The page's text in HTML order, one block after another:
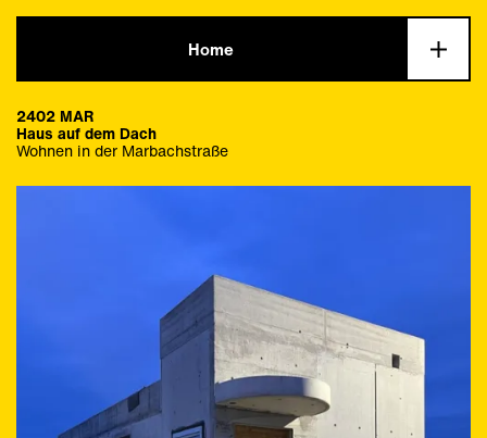
Home
Büro und Gewerbe Aktuell
2402 MAR
Haus auf dem Dach
Wohnen in der Marbachstraße